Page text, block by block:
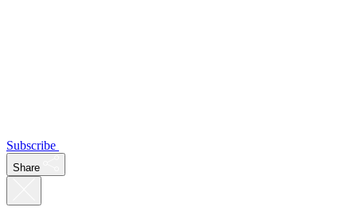
Subscribe
Share